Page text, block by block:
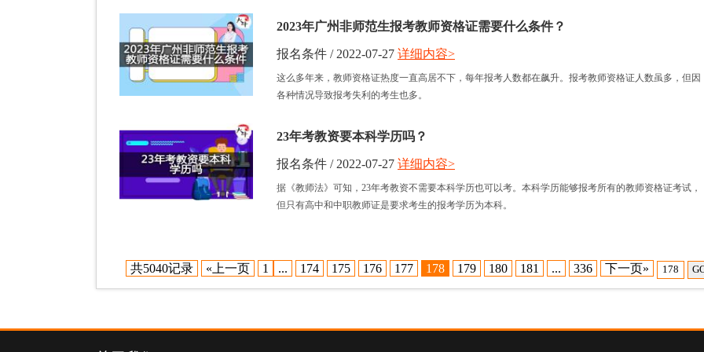
2023年广州非师范生报考教师资格证需要什么条件？
报名条件 / 2022-07-27
这么多年来，教师资格证热度一直高居不下，每年报考人数都在飙升。报考教师资格证人数虽多，但因
各种情况导致报考失利的考生也多。
详细内容>
23年考教资要本科学历吗？
报名条件 / 2022-07-27
据《教师法》可知，23年考教资不需要本科学历也可以考。本科学历能够报考所有的教师资格证考试，
但只有高中和中职教师证是要求考生的报考学历为本科。
详细内容>
共5040记录 «上一页 1 ... 174 175 176 177 178 179 180 181 ... 336 下一页»